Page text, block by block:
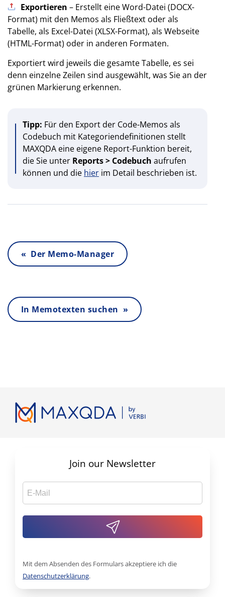
Exportieren – Erstellt eine Word-Datei (DOCX-
Format) mit den Memos als Fließtext oder als
Tabelle, als Excel-Datei (XLSX-Format), als Webseite
(HTML-Format) oder in anderen Formaten.
Exportiert wird jeweils die gesamte Tabelle, es sei
denn einzelne Zeilen sind ausgewählt, was Sie an der
grünen Markierung erkennen.
Tipp: Für den Export der Code-Memos als
Codebuch mit Kategoriendefinitionen stellt
MAXQDA eine eigene Report-Funktion bereit,
die Sie unter Reports > Codebuch aufrufen
können und die hier im Detail beschrieben ist.
« Der Memo-Manager
In Memotexten suchen »
Join our Newsletter
Mit dem Absenden des Formulars akzeptiere ich die
Datenschutzerklärung.